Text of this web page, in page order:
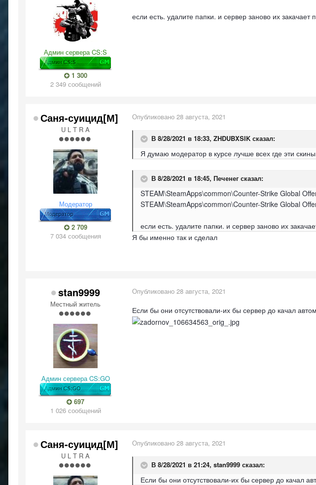
Админ сервера CS:S
1 300
2 349 сообщений
если есть. удалите папки. и сервер заново их закачает
Саня-суицид[М]
U L T R A
Модератор
2 709
7 034 сообщения
Опубликовано 28 августа, 2021
В 8/28/2021 в 18:33, ZHDUBXSIK сказал:
Я думаю модератор в курсе лучше всех где эти
В 8/28/2021 в 18:45, Печенег сказал:
STEAM\SteamApps\common\Counter-Strike Global
STEAM\SteamApps\common\Counter-Strike Global
если есть. удалите папки. и сервер заново их
Я бы именно так и сделал
stan9999
Местный житель
Админ сервера CS:GO
697
1 026 сообщений
Опубликовано 28 августа, 2021
Если бы они отсутствовали-их бы сервер до качал
Саня-суицид[М]
U L T R A
Опубликовано 28 августа, 2021
В 8/28/2021 в 21:24, stan9999 сказал:
Если бы они отсутствовали-их бы сервер до качал